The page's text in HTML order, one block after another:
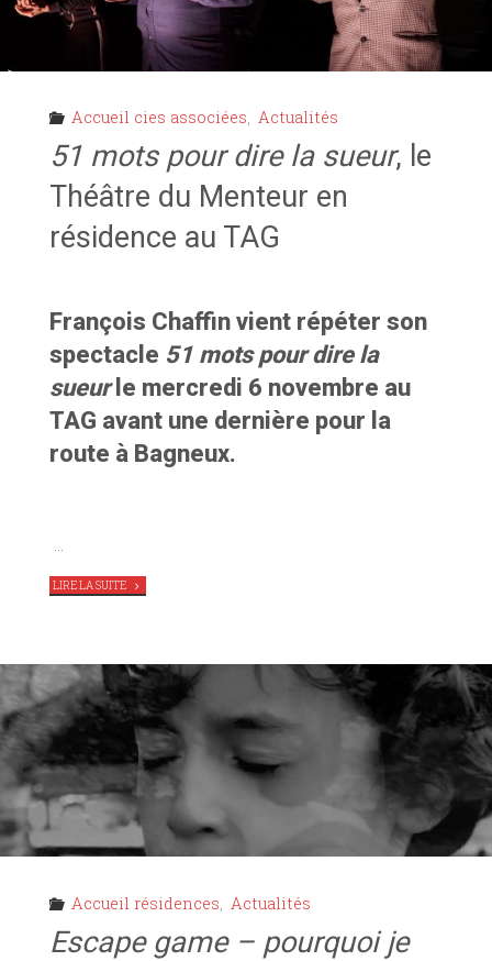
Accueil cies associées, Actualités
51 mots pour dire la sueur, le
Théâtre du Menteur en
résidence au TAG
François Chaffin vient répéter son
spectacle 51 mots pour dire la
sueur le mercredi 6 novembre au
TAG avant une dernière pour la
route à Bagneux.
…
LIRE LA SUITE"
51
MOTS
LE
THÉÂTRE
DU
MENTEUR
EN
RÉSIDENCE
AU
TAG"
Accueil résidences, Actualités
Escape game – pourquoi je